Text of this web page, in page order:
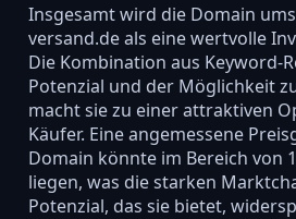
Insgesamt wird die Domain
versand.de als eine wertvolle
Die Kombination aus Keyword-
Potenzial und der Möglichkeit
macht sie zu einer attraktiven
Käufer. Eine angemessene
Domain könnte im Bereich von
liegen, was die starken
Potenzial, das sie bietet,